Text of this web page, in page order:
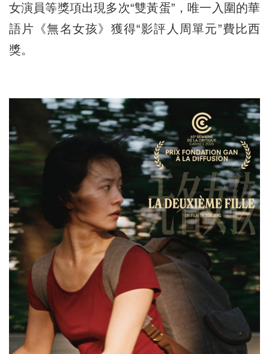
女演員等獎項出現多次“雙黃蛋”，唯一入圍的華
語片《無名女孩》獲得“影評人周單元”費比西
獎。